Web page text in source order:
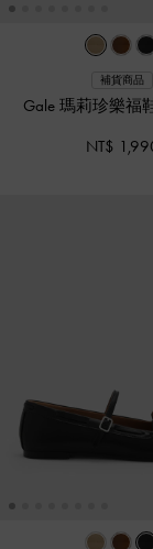
補貨商品
Gale 瑪莉珍樂福
NT$